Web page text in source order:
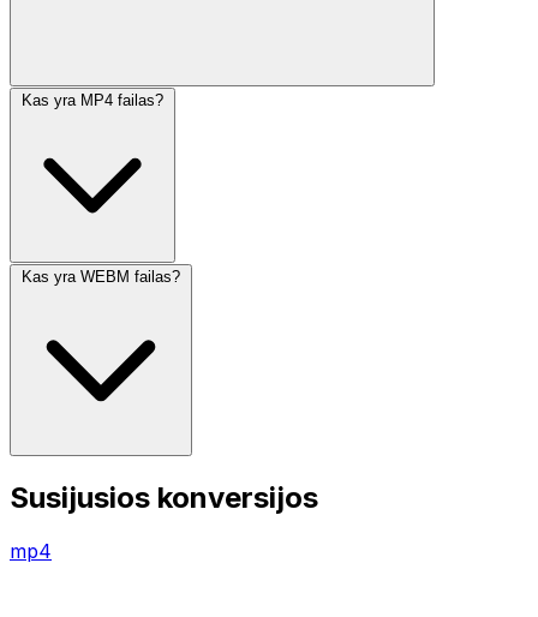
Kas yra MP4 failas?
Kas yra WEBM failas?
Susijusios konversijos
mp4